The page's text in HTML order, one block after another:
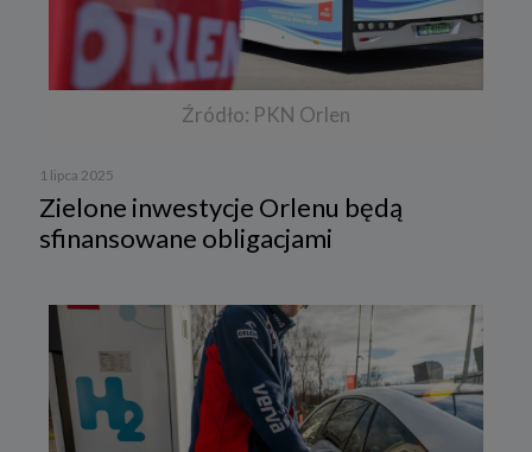
Źródło: PKN Orlen
1 lipca 2025
Zielone inwestycje Orlenu będą
sfinansowane obligacjami